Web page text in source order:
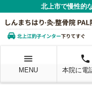
北上市で慢性的
menu
MENU
local_phone
本院に電